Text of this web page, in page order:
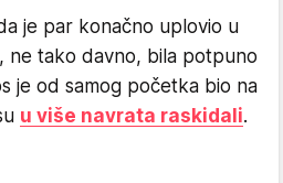
je par konačno uplovio u
ne tako davno, bila potpuno
je od samog početka bio na
u više navrata raskidali.